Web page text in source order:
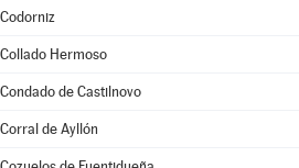
Codorniz
Collado Hermoso
Condado de Castilnovo
Corral de Ayllón